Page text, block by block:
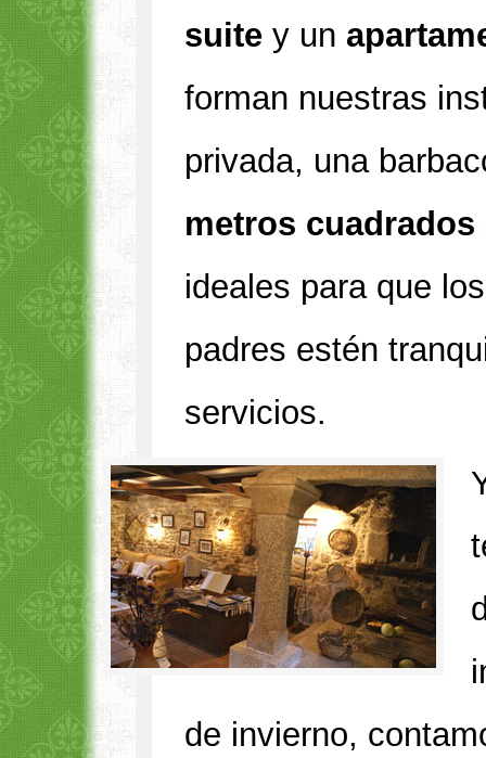
suite y un
forman nuestras
privada, una
metros
ideales para que
padres estén
servicios.
de invierno,